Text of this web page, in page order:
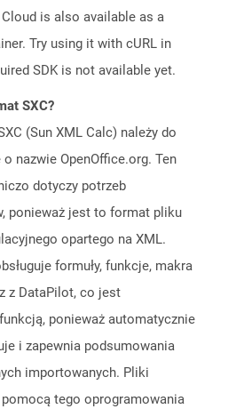
is also available as a
Try using it with cURL in
SDK is not available yet.
SXC?
(Sun XML Calc) należy do
nazwie OpenOffice.org. Ten
dotyczy potrzeb
ponieważ jest to format pliku
opartego na XML.
formuły, funkcje, makra
z DataPilot, co jest
ponieważ automatycznie
i zapewnia podsumowania
importowanych. Pliki
tego oprogramowania